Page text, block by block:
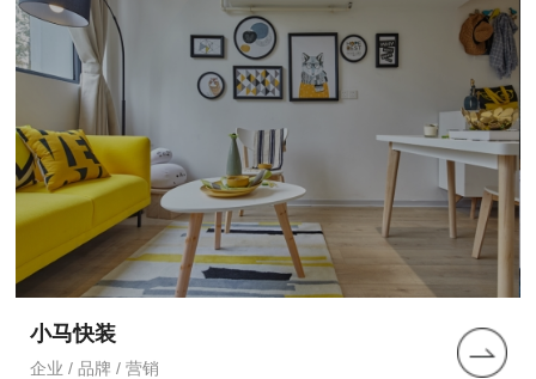
小马快装
企业 / 品牌 / 营销